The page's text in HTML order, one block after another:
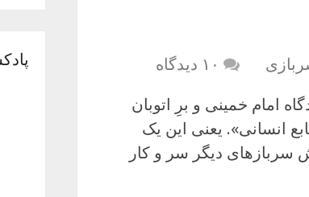
۱۰ دیدگاه
امام خمینی و برِ اتوبان
انسانی». یعنی این یک
دیگر سر و کار